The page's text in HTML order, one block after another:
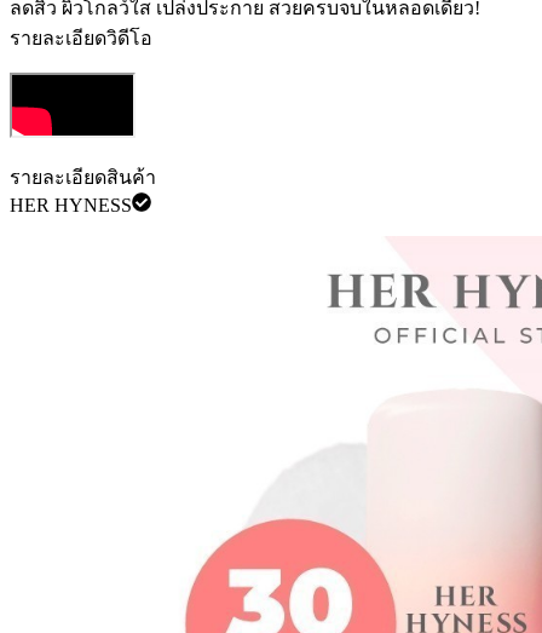
ลดสิว ผิวโกลว์ใส เปล่งประกาย สวยครบจบในหลอดเดียว!
รายละเอียดวิดีโอ
รายละเอียดสินค้า
HER HYNESS